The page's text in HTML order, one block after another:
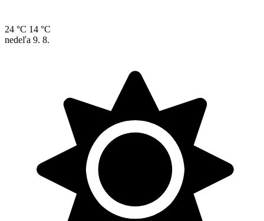
24 °C 14 °C
nedeľa 9. 8.